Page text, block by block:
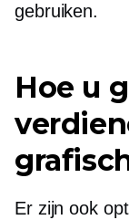
gebruiken.
Hoe u
Er zijn ook